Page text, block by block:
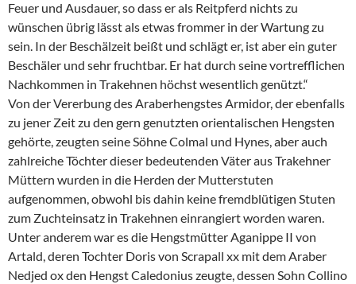
Feuer und Ausdauer, so dass er als Reitpferd nichts zu
wünschen übrig lässt als etwas frommer in der Wartung zu
sein. In der Beschälzeit beißt und schlägt er, ist aber ein guter
Beschäler und sehr fruchtbar. Er hat durch seine vortrefflichen
Nachkommen in Trakehnen höchst wesentlich genützt.“
Von der Vererbung des Araberhengstes Armidor, der ebenfalls
zu jener Zeit zu den gern genutzten orientalischen Hengsten
gehörte, zeugten seine Söhne Colmal und Hynes, aber auch
zahlreiche Töchter dieser bedeutenden Väter aus Trakehner
Müttern wurden in die Herden der Mutterstuten
aufgenommen, obwohl bis dahin keine fremdblütigen Stuten
zum Zuchteinsatz in Trakehnen einrangiert worden waren.
Unter anderem war es die Hengstmütter Aganippe II von
Artald, deren Tochter Doris von Scrapall xx mit dem Araber
Nedjed ox den Hengst Caledonius zeugte, dessen Sohn Collino